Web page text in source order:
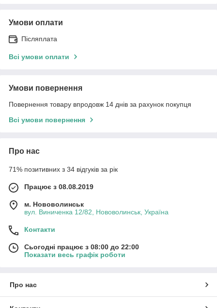
Умови оплати
Післяплата
Всі умови оплати
Умови повернення
Повернення товару впродовж 14 днів за рахунок покупця
Всі умови повернення
Про нас
71% позитивних з 34 відгуків за рік
Працює з 08.08.2019
м. Нововолинськ
вул. Виниченка 12/82, Нововолинськ, Україна
Контакти
Сьогодні працює з 08:00 до 22:00
Показати весь графік роботи
Про нас